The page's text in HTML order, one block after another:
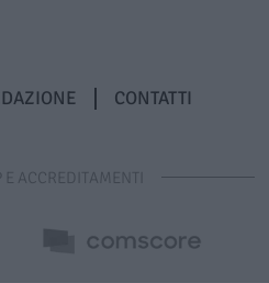
CONTATTI
ACCREDITAMENTI